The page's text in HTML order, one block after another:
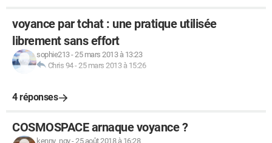
voyance par tchat : une pratique utilisée
librement sans effort
sophie213-25 mars 2013 à 13:23
Chris 94-25 mars 2013 à 15:26
4 réponses
COSMOSPACE arnaque voyance ?
kenny_ngy-25 août 2018 à 16:28